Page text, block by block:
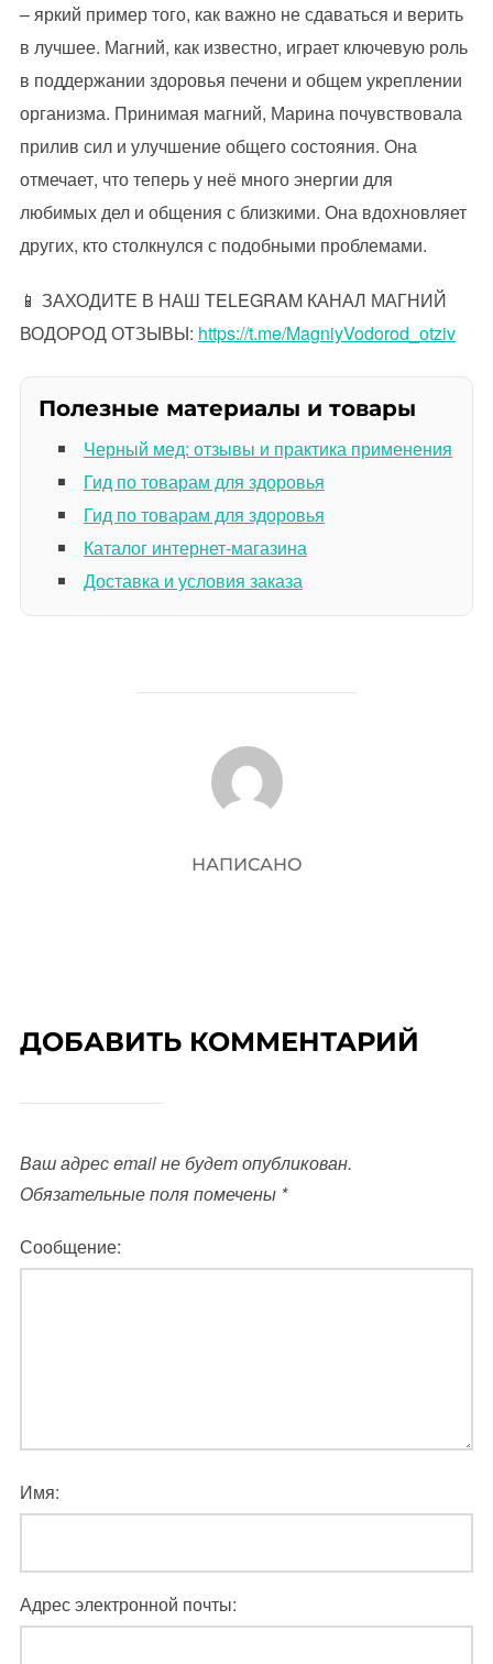
– яркий пример того, как важно не сдаваться и верить
в лучшее. Магний, как известно, играет ключевую роль
в поддержании здоровья печени и общем укреплении
организма. Принимая магний, Марина почувствовала
прилив сил и улучшение общего состояния. Она
отмечает, что теперь у неё много энергии для
любимых дел и общения с близкими. Она вдохновляет
других, кто столкнулся с подобными проблемами.
📱 ЗАХОДИТЕ В НАШ TELEGRAM КАНАЛ МАГНИЙ
ВОДОРОД ОТЗЫВЫ: https://t.me/MagniyVodorod_otziv
Полезные материалы и товары
Черный мед: отзывы и практика применения
Гид по товарам для здоровья
Гид по товарам для здоровья
Каталог интернет-магазина
Доставка и условия заказа
АВТОР ЗАПИСИ
НАПИСАНО
ДОБАВИТЬ КОММЕНТАРИЙ
Ваш адрес email не будет опубликован.
Обязательные поля помечены *
Сообщение:
Имя:
Адрес электронной почты: